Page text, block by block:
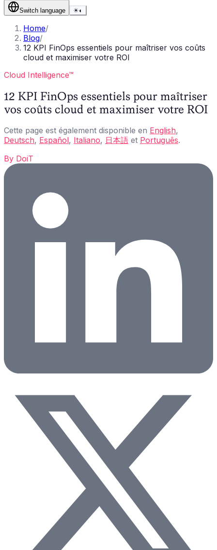
Switch language ☀◐
Home/
Blog/
12 KPI FinOps essentiels pour maîtriser vos coûts
cloud et maximiser votre ROI
Cloud Intelligence™
12 KPI FinOps essentiels pour maîtriser
vos coûts cloud et maximiser votre ROI
Cette page est également disponible en English,
Deutsch, Español, Italiano, 日本語 et Português.
By DoiT